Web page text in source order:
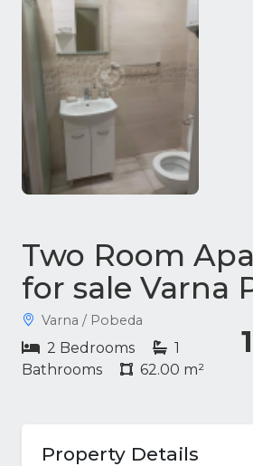
Two Room
for sale Varna
Varna / Pobeda
2 Bedrooms
1
Bathrooms
62.00 m²
Property Details